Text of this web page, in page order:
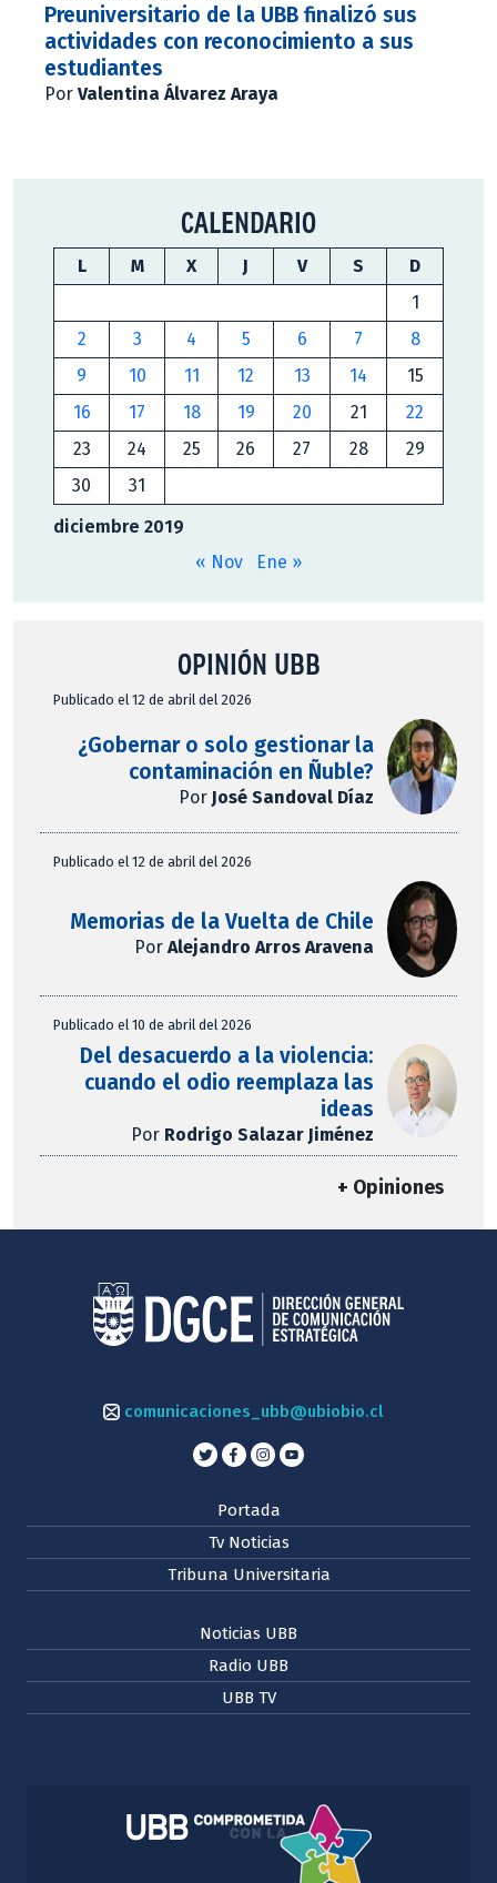
Preuniversitario de la UBB finalizó sus
actividades con reconocimiento a sus
estudiantes
Por Valentina Álvarez Araya
CALENDARIO
diciembre 2019
L M X J V S
D
1
2
3 4 5 6 7
8
9
10 11 12 13 14
15
16
17 18 19 20 21
22
23
24 25 26 27 28
29
30
31
« Nov Ene »
OPINIÓN UBB
Publicado el 12 de abril del 2026
¿Gobernar o solo gestionar la
contaminación en Ñuble?
Por José Sandoval Díaz
Publicado el 12 de abril del 2026
Memorias de la Vuelta de Chile
PorAlejandro Arros Aravena
Publicado el 10 de abril del 2026
Del desacuerdo a la violencia:
cuando el odio reemplaza las
ideas
Por Rodrigo Salazar Jiménez
+ Opiniones
comunicaciones_ubb@ubiobio.cl
Portada
Tv Noticias
Tribuna Universitaria
Noticias UBB
Radio UBB
UBB TV